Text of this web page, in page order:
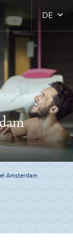
DE
Amsterdam